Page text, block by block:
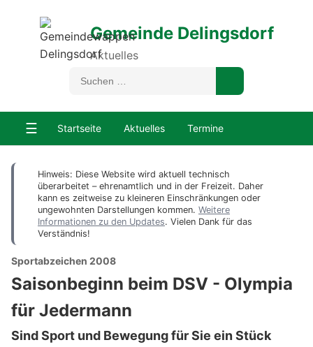
Gemeinde Delingsdorf
Aktuelles
☰ Startseite Aktuelles Termine
Hinweis: Diese Website wird aktuell technisch
überarbeitet – ehrenamtlich und in der Freizeit. Daher
kann es zeitweise zu kleineren Einschränkungen oder
ungewohnten Darstellungen kommen. Weitere
Informationen zu den Updates. Vielen Dank für das
Verständnis!
Sportabzeichen 2008
Saisonbeginn beim DSV - Olympia
für Jedermann
Sind Sport und Bewegung für Sie ein Stück